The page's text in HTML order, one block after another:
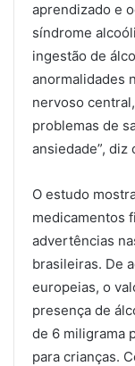
aprendizado e
síndrome
ingestão de
anormalidades
nervoso
problemas de
ansiedade”, diz
O estudo
medicamentos
advertências
brasileiras. De
europeias, o
presença de
de 6 miligrama
para crianças.